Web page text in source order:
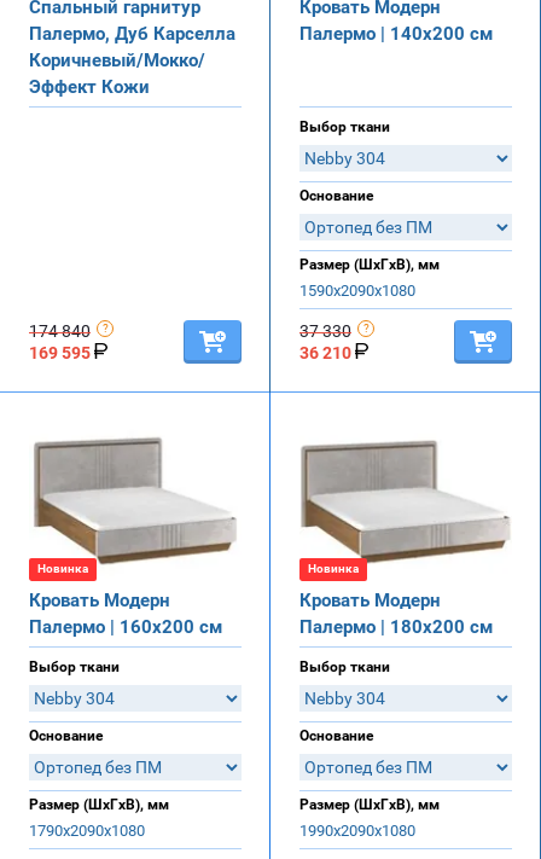
Спальный гарнитур
Палермо, Дуб Карселла
Коричневый/Мокко/
Эффект Кожи
174 840
169 595
Кровать Модерн
Палермо | 140х200 см
Выбор ткани
Основание
Размер (ШхГхВ), мм
1590х2090х1080
37 330
36 210
Новинка
Кровать Модерн
Палермо | 160х200 см
Выбор ткани
Основание
Размер (ШхГхВ), мм
1790х2090х1080
Новинка
Кровать Модерн
Палермо | 180х200 см
Выбор ткани
Основание
Размер (ШхГхВ), мм
1990х2090х1080